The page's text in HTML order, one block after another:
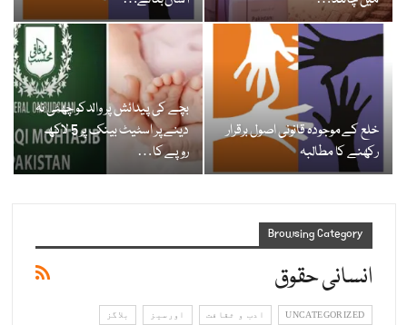
خلع کے موجودہ قانونی اصول برقرار
رکھنے کا مطالبہ
بچے کی پیدائش پر والدکو چھٹی نہ
دینے پر اسٹیٹ بینک پر 5 لاکھ
روپے کا…
Browsing Category
انسانی حقوق
UNCATEGORIZED ادب و ثقافت اورسیز بلاگز